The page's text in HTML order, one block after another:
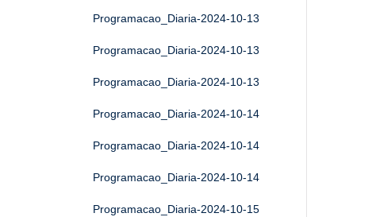
Programacao_Diaria-2024-10-13
Programacao_Diaria-2024-10-13
Programacao_Diaria-2024-10-13
Programacao_Diaria-2024-10-14
Programacao_Diaria-2024-10-14
Programacao_Diaria-2024-10-14
Programacao_Diaria-2024-10-15